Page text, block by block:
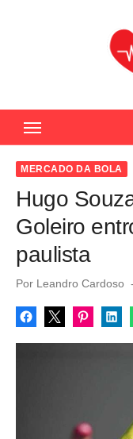
c
MERCADO DA BOLA
Hugo
Goleiro
paulista
Por Leandro Cardoso